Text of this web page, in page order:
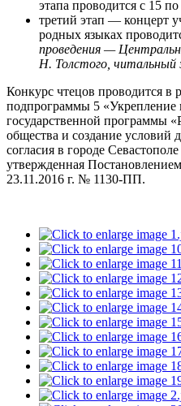
этапа проводится с 15
третий этап — концерт
родных языках
проведения —
Н. Толстого, читальный
Конкурс чтецов проводится в
подпрограммы 5 «Укрепление
государственной программы
общества и создание условий
согласия в городе
утвержденная
23.11.2016 г. № 1130-ПП.